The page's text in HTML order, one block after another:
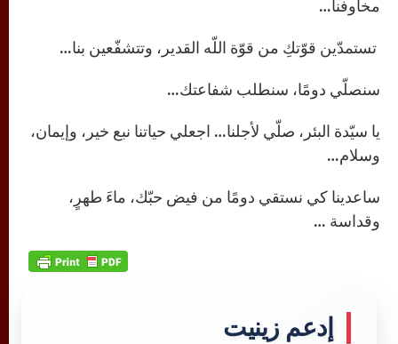
مخاوفنا…
تستمدّين قوّتكِ من قوّة اللّه القدير، وتتشفّعين بنا…
سنصلّي دومًا، سنطلب شفاعتك…
يا سيّدة البئر، صلّي لأجلنا… اجعلي حياتنا نبع خير، وإيمان،
وسلام…
ساعدينا كي نستقي دومًا من فيض حبّك، ماءَ طهرٍ،
وقداسة …
إدعم زينيت